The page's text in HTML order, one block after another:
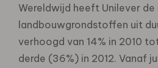
Wereldwijd heeft Unilever de
landbouwgrondstoffen uit
verhoogd van 14% in 2010
derde (36%) in 2012. Vanaf